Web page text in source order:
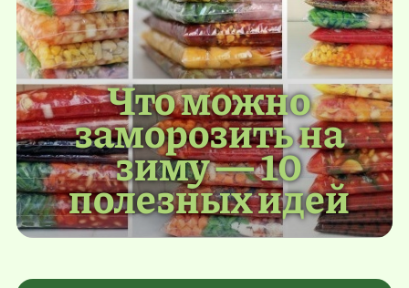
Что можно
заморозить на
зиму — 10
полезных идей